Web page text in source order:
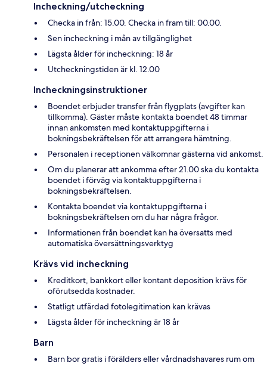
Incheckning/utcheckning
Checka in från: 15.00. Checka in fram till: 00.00.
Sen incheckning i mån av tillgänglighet
Lägsta ålder för incheckning: 18 år
Utcheckningstiden är kl. 12.00
Incheckningsinstruktioner
Boendet erbjuder transfer från flygplats (avgifter kan
tillkomma). Gäster måste kontakta boendet 48 timmar
innan ankomsten med kontaktuppgifterna i
bokningsbekräftelsen för att arrangera hämtning.
Personalen i receptionen välkomnar gästerna vid ankomst.
Om du planerar att ankomma efter 21.00 ska du kontakta
boendet i förväg via kontaktuppgifterna i
bokningsbekräftelsen.
Kontakta boendet via kontaktuppgifterna i
bokningsbekräftelsen om du har några frågor.
Informationen från boendet kan ha översatts med
automatiska översättningsverktyg
Krävs vid incheckning
Kreditkort, bankkort eller kontant deposition krävs för
oförutsedda kostnader.
Statligt utfärdad fotolegitimation kan krävas
Lägsta ålder för incheckning är 18 år
Barn
Barn bor gratis i förälders eller vårdnadshavares rum om